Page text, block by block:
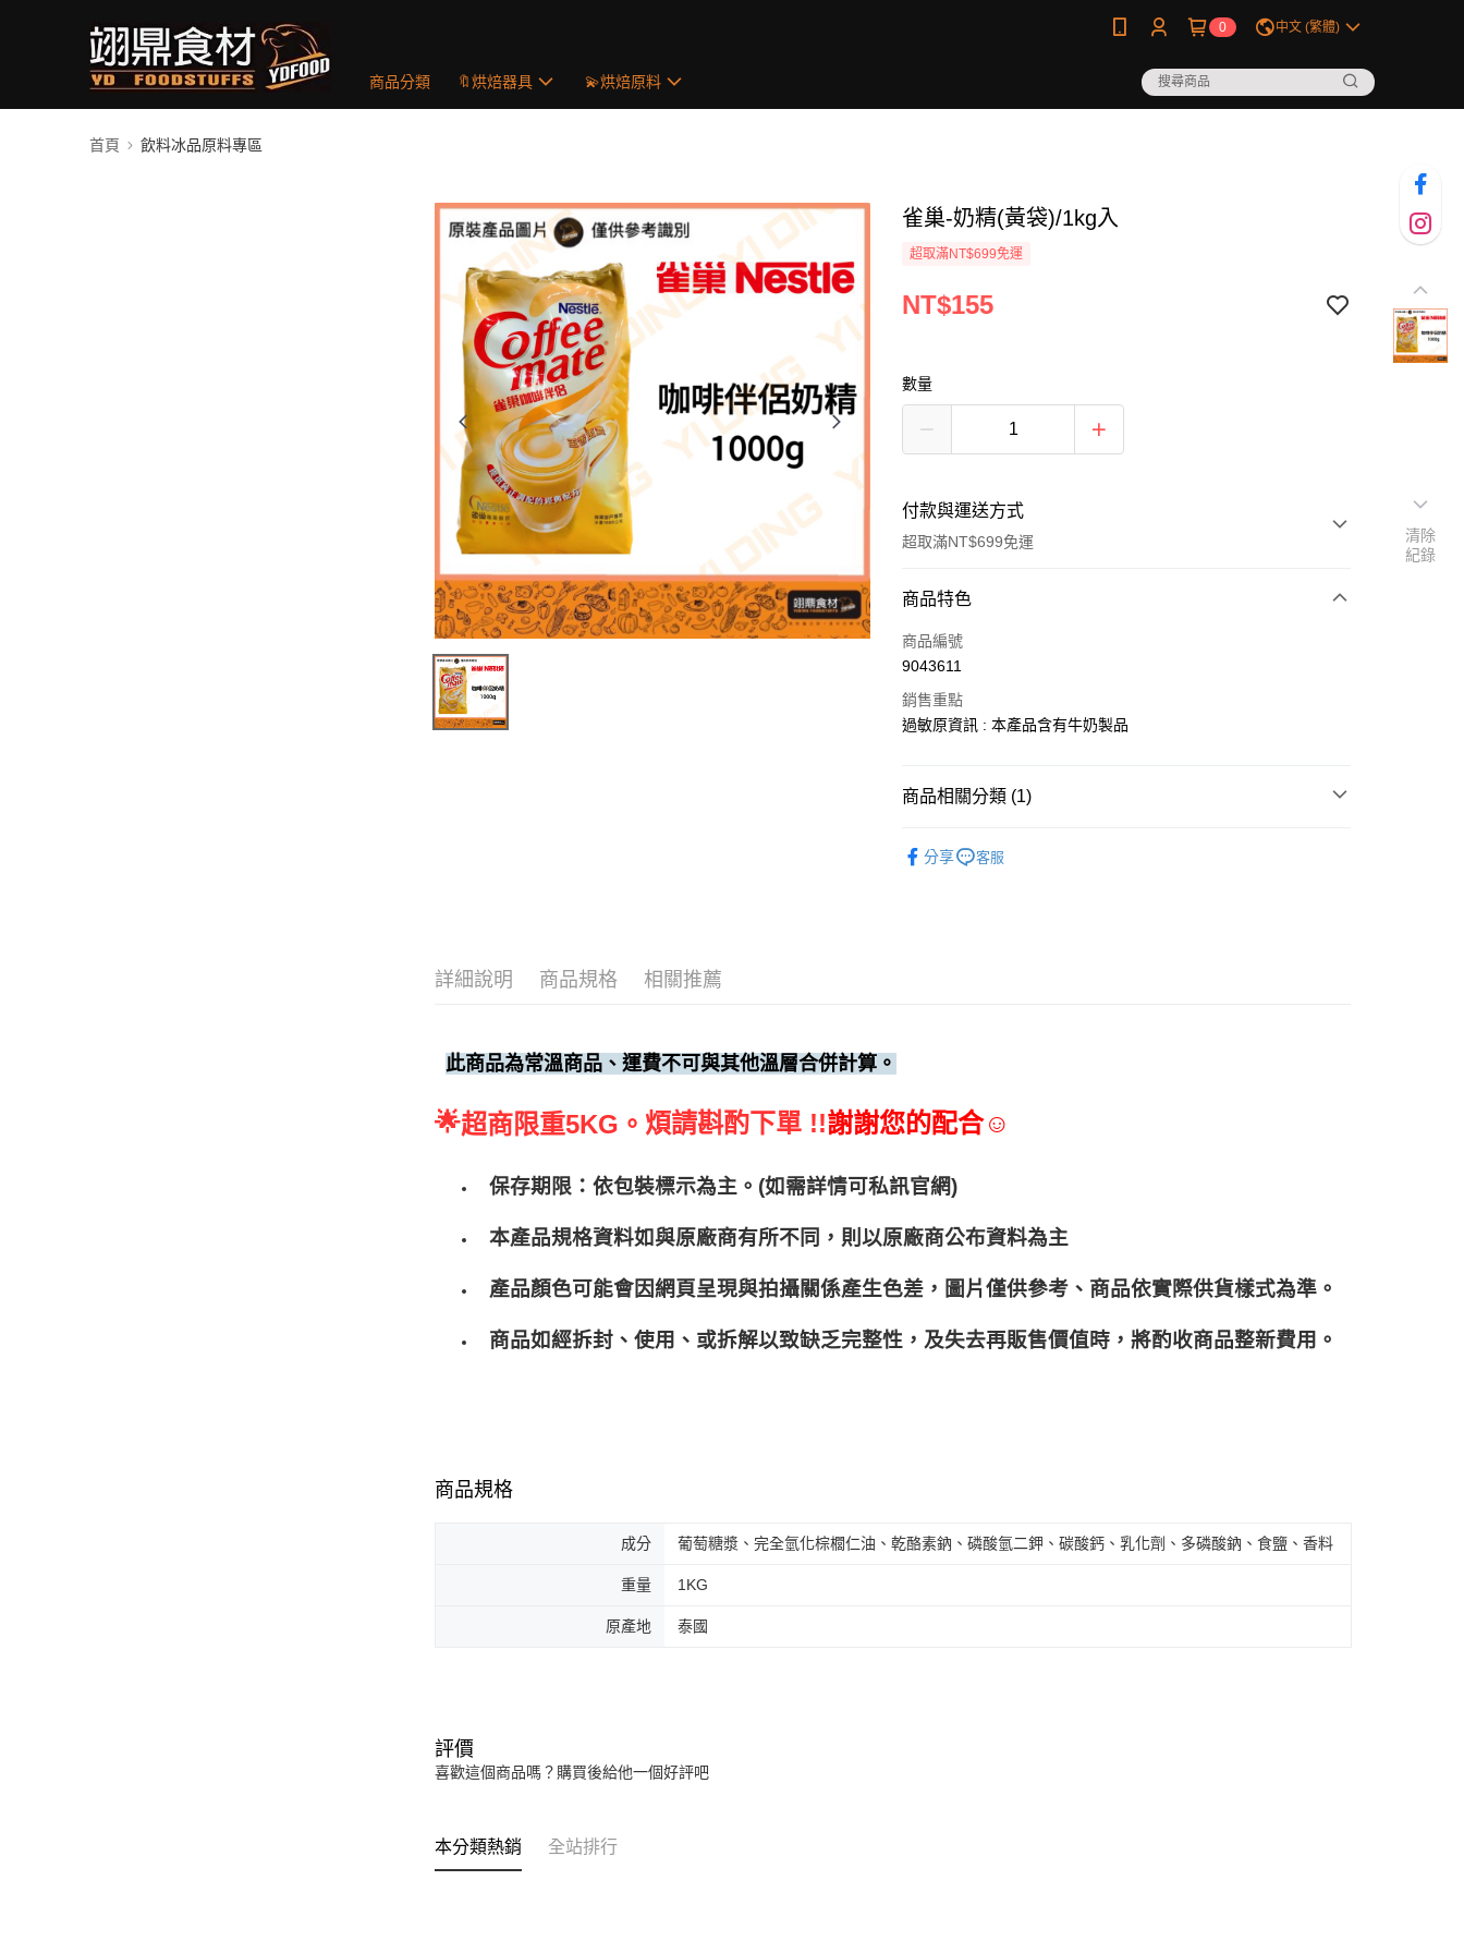
0 中文 (繁體)
商品分類 🔖烘焙器具 💫烘焙原料
首頁 飲料冰品原料專區
雀巢-奶精(黃袋)/1kg入
超取滿NT$699免運
NT$155
數量
付款與運送方式
超取滿NT$699免運
付款方式
信用卡一次付款
• 付款後全家取貨
• 付款後7-11取貨
商品特色
商品編號
9043611
銷售重點
過敏原資訊 : 本產品含有牛奶製品
商品相關分類 (1)
分享
客服
詳細說明 商品規格 相關推薦
此商品為常溫商品、運費不可與其他溫層合併計算。
🌟超商限重5KG。 煩請斟酌下單 !!謝謝您的配合☺
保存期限：依包裝標示為主。(如需詳情可私訊官網)
本產品規格資料如與原廠商有所不同，則以原廠商公布資料為主
產品顏色可能會因網頁呈現與拍攝關係產生色差，圖片僅供參考、商品依實際供貨樣式為準。
商品如經拆封、使用、或拆解以致缺乏完整性，及失去再販售價值時，將酌收商品整﻿新費用。
商品規格
成分 葡萄糖漿、完全氫化棕櫚仁油、乾酪素鈉、磷酸氫二鉀、碳酸鈣、乳化劑、多磷酸鈉、食鹽、香料
重量 1KG
原產地 泰國
評價
喜歡這個商品嗎？購買後給他一個好評吧
本分類熱銷 全站排行
清除
紀錄